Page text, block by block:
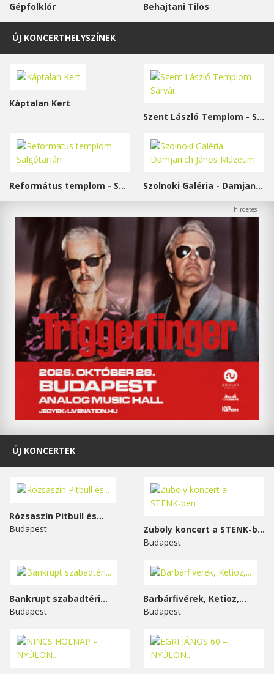
Gépfolklór Behajtani Tilos
ÚJ KONCERTHELYSZÍNEK
Káptalan Kert
Szent László Templom - Sárvár
Református templom - Salgótarján Szolnoki Galéria - Damjanich János Múzeum
ÚJ KONCERTEK
Rózsaszín Pitbull és...
Budapest
Zuboly koncert a STENK-ben
Budapest
Bankrupt szabadtéri...
Budapest
Barbárfivérek, Ketioz,...
Budapest